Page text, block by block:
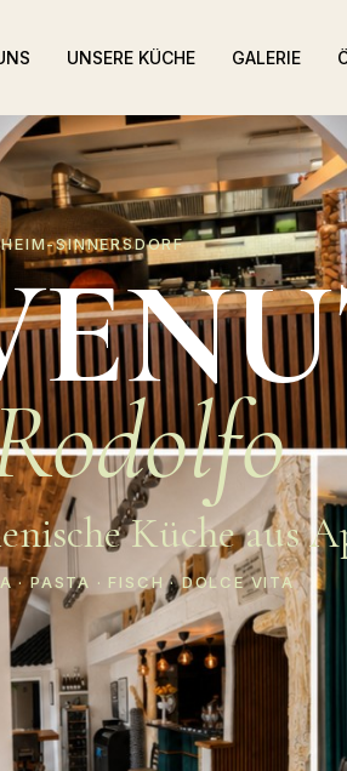
UNSERE KÜCHE GALERIE
SINNERSDORF
Küche aus
· PASTA · FISCH · DOLCE VITA